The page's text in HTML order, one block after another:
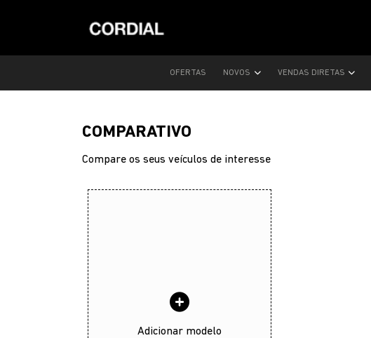
OFERTAS NOVOS VENDAS DIRETAS
COMPARATIVO
Compare os seus veículos de interesse
Adicionar modelo